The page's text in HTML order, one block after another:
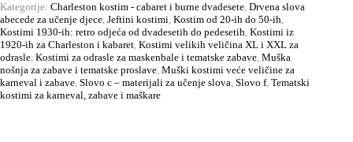
Kategorije: Charleston kostim - cabaret i burne dvadesete, Drvena slova
abecede za učenje djece, Jeftini kostimi, Kostim od 20-ih do 50-ih,
Kostimi 1930-ih: retro odjeća od dvadesetih do pedesetih, Kostimi iz
1920-ih za Charleston i kabaret, Kostimi velikih veličina XL i XXL za
odrasle, Kostimi za odrasle za maskenbale i tematske zabave, Muška
nošnja za zabave i tematske proslave, Muški kostimi veće veličine za
karneval i zabave, Slovo c – materijali za učenje slova, Slovo f, Tematski
kostimi za karneval, zabave i maškare